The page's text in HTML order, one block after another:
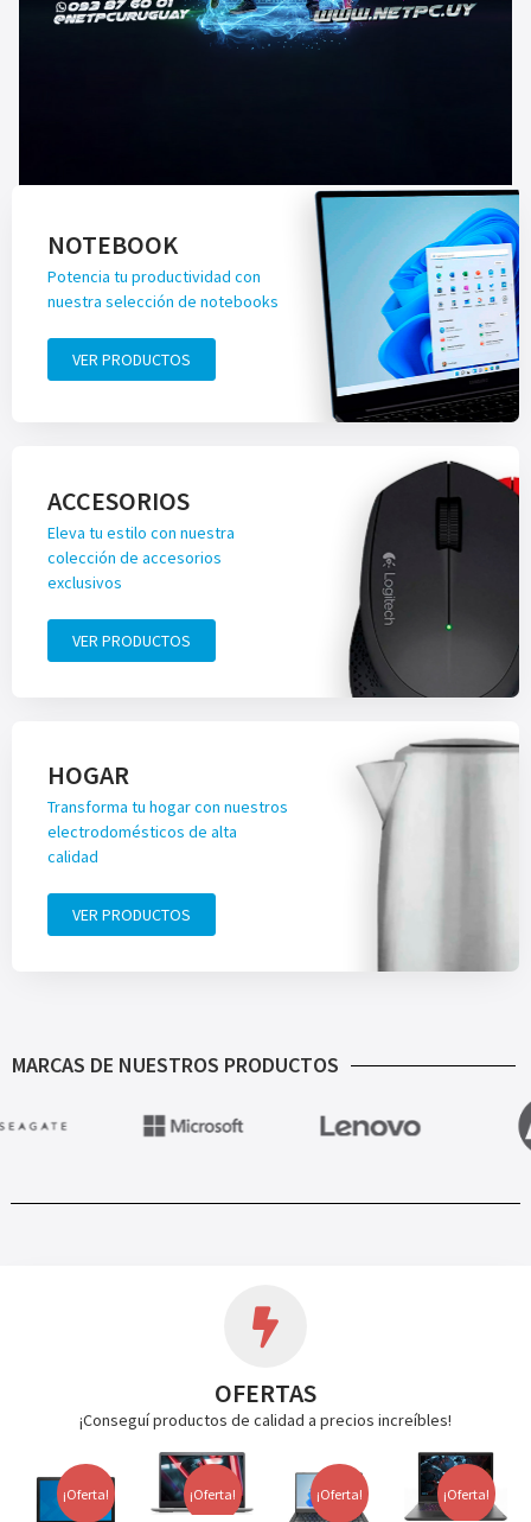
NOTEBOOK
Potencia tu productividad con
nuestra selección de notebooks
VER PRODUCTOS
ACCESORIOS
Eleva tu estilo con nuestra
colección de accesorios
exclusivos
VER PRODUCTOS
HOGAR
Transforma tu hogar con nuestros
electrodomésticos de alta
calidad
VER PRODUCTOS
MARCAS DE NUESTROS PRODUCTOS
OFERTAS
¡Conseguí productos de calidad a precios increíbles!
¡Oferta! ¡Oferta! ¡Oferta! ¡Oferta!